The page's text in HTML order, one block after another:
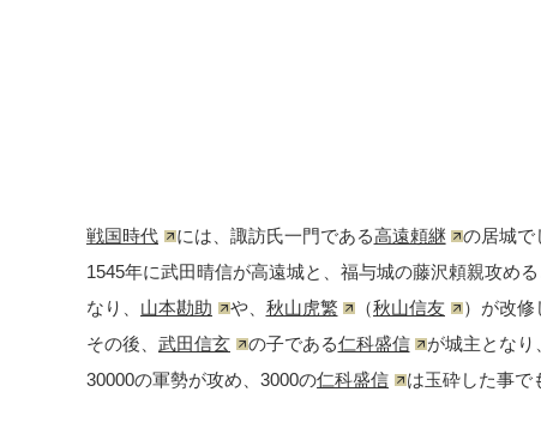
戦国時代 には、諏訪氏一門である高遠頼継
の居城で
1545年に武田晴信が高遠城と、福与城の藤沢頼親攻め
なり、 山本勘助 や、 秋山虎繁 （秋山信友
）が改修
その後、 武田信玄 の子である仁科盛信 が城主となり
30000の軍勢が攻め、3000の仁科盛信 は玉砕した事で